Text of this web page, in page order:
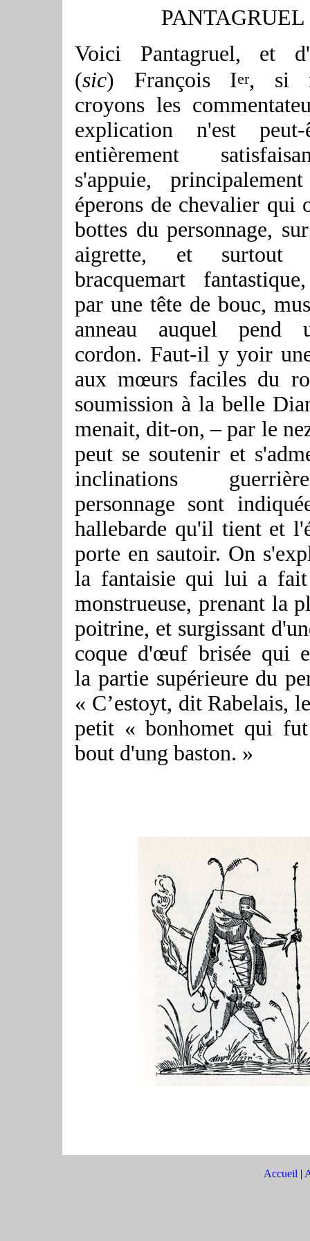
PANTAGRUEL
Voici Pantagruel, et
(sic) François Ier, si
croyons les
explication n'est
entièrement
s'appuie,
éperons de chevalier qui
bottes du personnage,
aigrette, et
bracquemart
par une tête de bouc,
anneau auquel pend
cordon. Faut-il y yoir
aux mœurs faciles du
soumission à la belle
menait, dit-on, – par le
peut se soutenir et
inclinations
personnage sont
hallebarde qu'il tient et
porte en sautoir. On
la fantaisie qui lui a fait
monstrueuse, prenant la
poitrine, et surgissant
coque d'œuf brisée qui
la partie supérieure du
« C’estoyt, dit Rabelais,
petit « bonhomet qui
bout d'ung baston. »
Accueil |